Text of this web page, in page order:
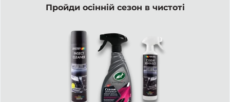
Пройди осінній сезон в чистоті